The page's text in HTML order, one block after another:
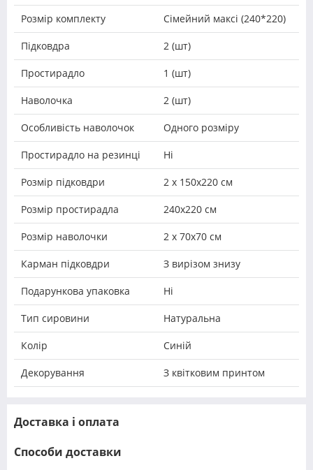
Розмір комплекту Сімейний максі (240*220)
Підковдра 2 (шт)
Простирадло 1 (шт)
Наволочка 2 (шт)
Особливість наволочок Одного розміру
Простирадло на резинці Ні
Розмір підковдри 2 х 150х220 см
Розмір простирадла 240х220 см
Розмір наволочки 2 х 70х70 см
Карман підковдри З вирізом знизу
Подарункова упаковка Ні
Тип сировини Натуральна
Колір Синій
Декорування З квітковим принтом
Доставка і оплата
Способи доставки